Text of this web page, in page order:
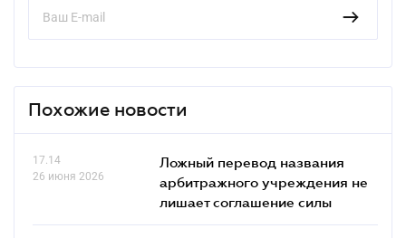
Похожие новости
17.14
26 июня 2026
Ложный перевод названия
арбитражного учреждения не
лишает соглашение силы